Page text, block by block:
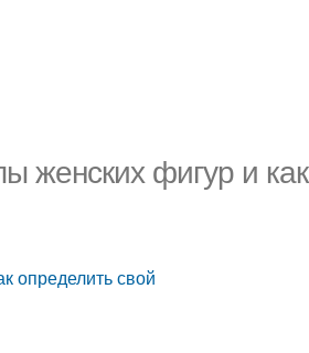
женских фигур и как
определить свой